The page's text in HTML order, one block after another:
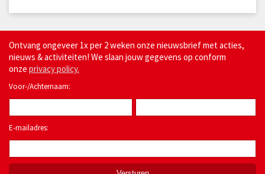
Ontvang ongeveer 1x per 2 weken onze nieuwsbrief met acties,
nieuws & activiteiten! We slaan jouw gegevens op conform
onze privacy policy.
Voor-/Achternaam:
E-mailadres: